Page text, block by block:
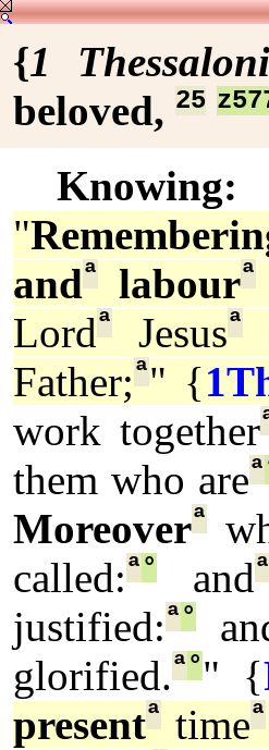
{1
beloved, 25
Knowing:
"
andª labourª
Lordª Jesusª
Father;ª" {
work together
them who areª
Moreoverª
called:ª° andª
justified:ª°
glorified.ª°" {
presentª timeª